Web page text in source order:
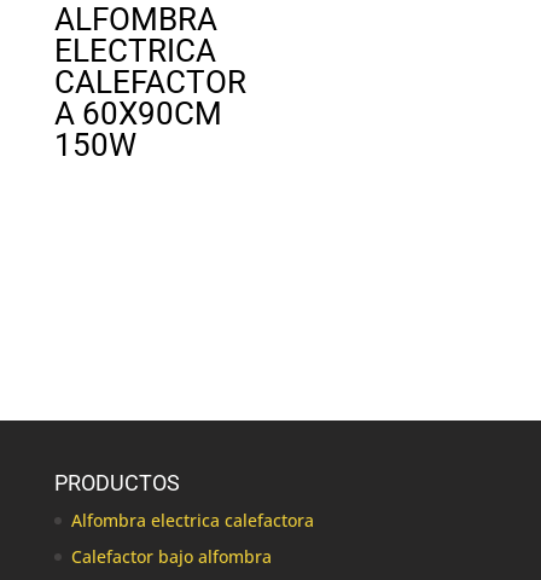
ALFOMBRA
ELECTRICA
CALEFACTOR
A 60X90CM
150W
PRODUCTOS
Alfombra electrica calefactora
Calefactor bajo alfombra